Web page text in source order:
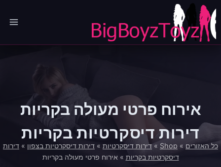
Skip
to
content
אירוח פרטי מעולה בקריות
דירות דיסקרטיות בקריות
כל האזורים »
Shop
»דירות דיסקרטיות » דירות דיסקרטיות בצפון » דירות
דיסקרטיות בקריות » אירוח פרטי מעולה בקריות